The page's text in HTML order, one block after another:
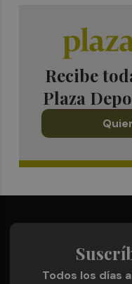
Recibe
Plaza
Todos los días